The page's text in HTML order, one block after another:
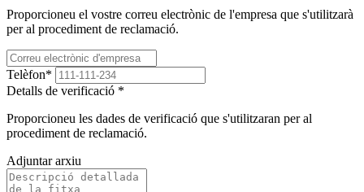
Proporcioneu el vostre correu electrònic de l'empresa que s'utilitzarà
per al procediment de reclamació.
Telèfon*
Detalls de verificació *
Proporcioneu les dades de verificació que s'utilitzaran per al
procediment de reclamació.
Adjuntar arxiu